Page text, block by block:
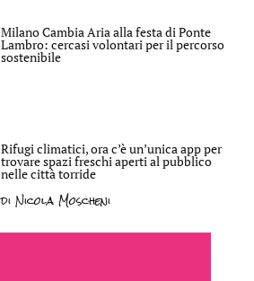
Milano Cambia Aria alla festa di Ponte
Lambro: cercasi volontari per il percorso
sostenibile
Rifugi climatici, ora c’è un’unica app per
trovare spazi freschi aperti al pubblico
nelle città torride
di Nicola Moscheni